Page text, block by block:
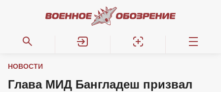
НОВОСТИ
Глава МИД Бангладеш призвал